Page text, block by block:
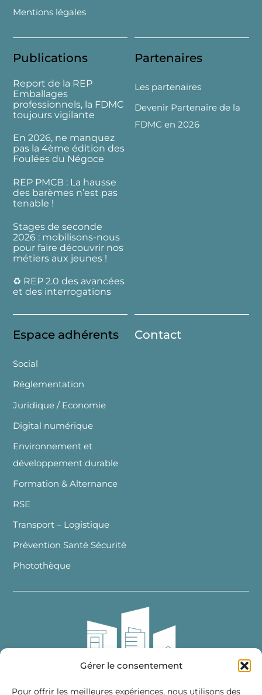
Gérer le consentement
Pour offrir les meilleures expériences, nous utilisons des
Mentions légales
Publications
Report de la REP
Emballages
professionnels, la FDMC
toujours vigilante
En 2026, ne manquez
pas la 4ème édition des
Foulées du Négoce
REP PMCB : La hausse
des barèmes n’est pas
tenable !
Stages de seconde
2026 : mobilisons-nous
pour faire découvrir nos
métiers aux jeunes !
♻️ REP 2.0 des avancées
et des interrogations
Partenaires
Les partenaires
Devenir Partenaire de la
FDMC en 2026
Espace adhérents
Social
Réglementation
Juridique / Economie
Digital numérique
Environnement et
développement durable
Formation & Alternance
RSE
Transport – Logistique
Prévention Santé Sécurité
Photothèque
Contact